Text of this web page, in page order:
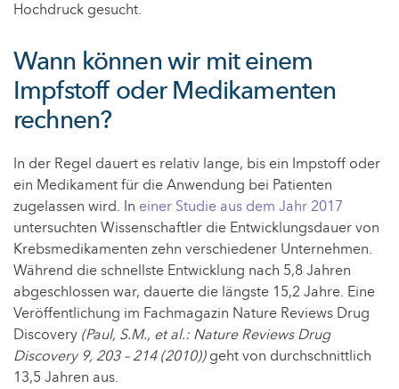
Hochdruck gesucht.
Wann können wir mit einem
Impfstoff oder Medikamenten
rechnen?
In der Regel dauert es relativ lange, bis ein Impstoff oder
ein Medikament für die Anwendung bei Patienten
zugelassen wird. In einer Studie aus dem Jahr 2017
untersuchten Wissenschaftler die Entwicklungsdauer von
Krebsmedikamenten zehn verschiedener Unternehmen.
Während die schnellste Entwicklung nach 5,8 Jahren
abgeschlossen war, dauerte die längste 15,2 Jahre. Eine
Veröffentlichung im Fachmagazin Nature Reviews Drug
Discovery (Paul, S.M., et al.: Nature Reviews Drug
Discovery 9, 203 – 214 (2010))geht von durchschnittlich
13,5 Jahren aus.